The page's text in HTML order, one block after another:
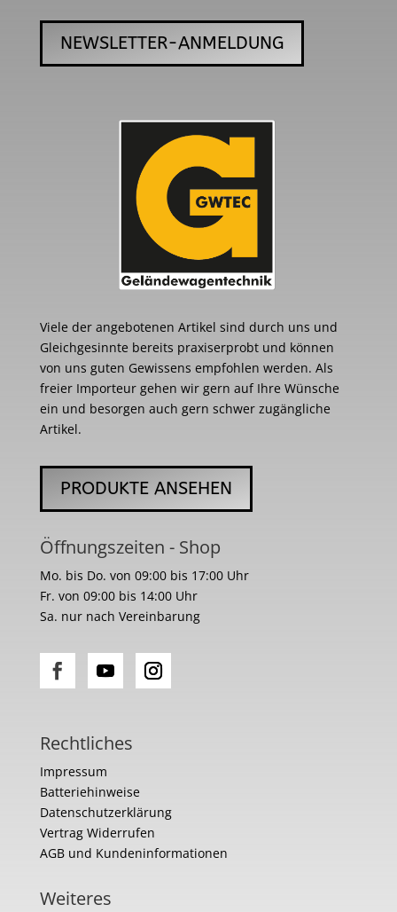
NEWSLETTER-ANMELDUNG
Viele der angebotenen Artikel sind durch uns und
Gleichgesinnte bereits praxiserprobt und können
von uns guten Gewissens empfohlen werden. Als
freier Importeur gehen wir gern auf Ihre Wünsche
ein und besorgen auch gern schwer zugängliche
Artikel.
PRODUKTE ANSEHEN
Öffnungszeiten - Shop
Mo. bis Do. von 09:00 bis 17:00 Uhr
Fr. von 09:00 bis 14:00 Uhr
Sa. nur nach Vereinbarung
Rechtliches
Impressum
Batteriehinweise
Datenschutzerklärung
Vertrag Widerrufen
AGB und Kundeninformationen
Weiteres